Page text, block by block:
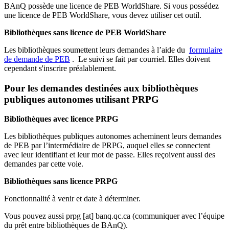
BAnQ possède une licence de PEB WorldShare. Si vous possédez
une licence de PEB WorldShare, vous devez utiliser cet outil.
Bibliothèques sans licence de PEB WorldShare
Les bibliothèques soumettent leurs demandes à l’aide du formulaire
de demande de PEB . Le suivi se fait par courriel. Elles doivent
cependant s'inscrire préalablement.
Pour les demandes destinées aux bibliothèques
publiques autonomes utilisant PRPG
Bibliothèques avec licence PRPG
Les bibliothèques publiques autonomes acheminent leurs demandes
de PEB par l’intermédiaire de PRPG, auquel elles se connectent
avec leur identifiant et leur mot de passe. Elles reçoivent aussi des
demandes par cette voie.
Bibliothèques sans licence PRPG
Fonctionnalité à venir et date à déterminer.
Vous pouvez aussi prpg [at] banq.qc.ca (communiquer avec l’équipe
du prêt entre bibliothèques de BAnQ).